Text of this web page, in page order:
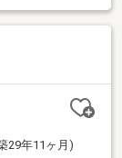
29年11ヶ月)